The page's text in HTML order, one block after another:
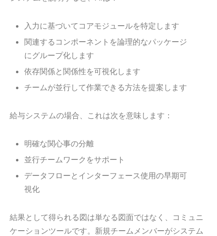
入力に基づいてコアモジュールを特定します
関連するコンポーネントを論理的なパッケージ
にグループ化します
依存関係と関係性を可視化します
チームが並行して作業できる方法を提案します
給与システムの場合、これは次を意味します：
明確な関心事の分離
並行チームワークをサポート
データフローとインターフェース使用の早期可
視化
結果として得られる図は単なる図面ではなく、コミュニ
ケーションツールです。新規チームメンバーがシステム